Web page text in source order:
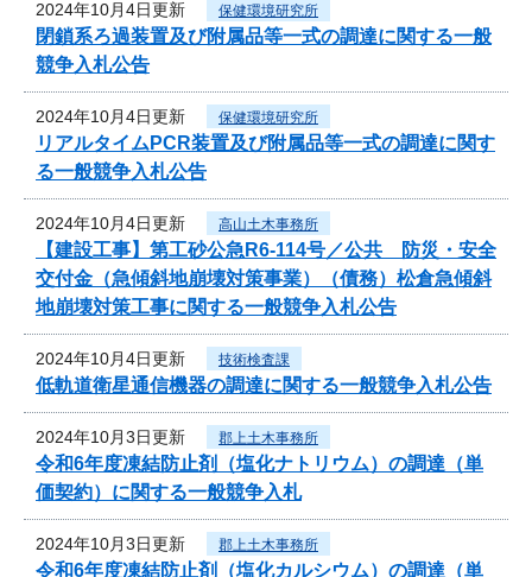
2024年10月4日更新 保健環境研究所
閉鎖系ろ過装置及び附属品等一式の調達に関する一般
競争入札公告
2024年10月4日更新 保健環境研究所
リアルタイムPCR装置及び附属品等一式の調達に関す
る一般競争入札公告
2024年10月4日更新 高山土木事務所
【建設工事】第工砂公急R6-114号／公共 防災・安全
交付金（急傾斜地崩壊対策事業）（債務）松倉急傾斜
地崩壊対策工事に関する一般競争入札公告
2024年10月4日更新 技術検査課
低軌道衛星通信機器の調達に関する一般競争入札公告
2024年10月3日更新 郡上土木事務所
令和6年度凍結防止剤（塩化ナトリウム）の調達（単
価契約）に関する一般競争入札
2024年10月3日更新 郡上土木事務所
令和6年度凍結防止剤（塩化カルシウム）の調達（単